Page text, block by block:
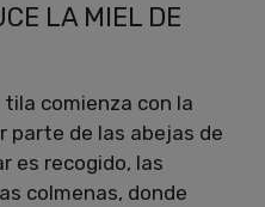
LA MIEL DE
comienza con la
parte de las abejas de
es recogido, las
colmenas, donde